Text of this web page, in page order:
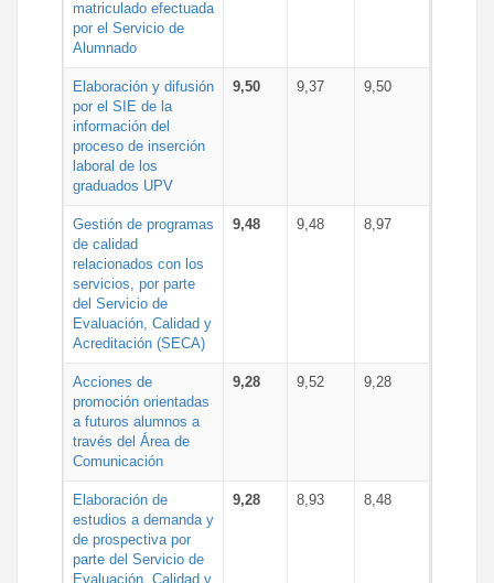
matriculado efectuada
por el Servicio de
Alumnado
Elaboración y difusión
por el SIE de la
información del
proceso de inserción
laboral de los
graduados UPV
9,50 9,37 9,50
Gestión de programas
de calidad
relacionados con los
servicios, por parte
del Servicio de
Evaluación, Calidad y
Acreditación (SECA)
9,48 9,48 8,97
Acciones de
promoción orientadas
a futuros alumnos a
través del Área de
Comunicación
9,28 9,52 9,28
Elaboración de
estudios a demanda y
de prospectiva por
parte del Servicio de
Evaluación, Calidad y
9,28 8,93 8,48